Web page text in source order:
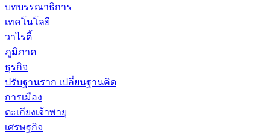
บทบรรณาธิการ
เทคโนโลยี
วาไรตี้
ภูมิภาค
ธุรกิจ
ปรับฐานราก เปลี่ยนฐานคิด
การเมือง
ตะเกียงเจ้าพายุ
เศรษฐกิจ